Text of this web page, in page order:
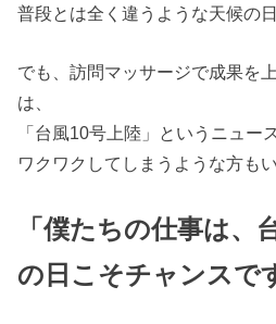
普段とは全く違うような天候の日
でも、訪問マッサージで成果を
は、
「台風10号上陸」というニュー
ワクワクしてしまうような方も
「僕たちの仕事は、
の日こそチャンスで